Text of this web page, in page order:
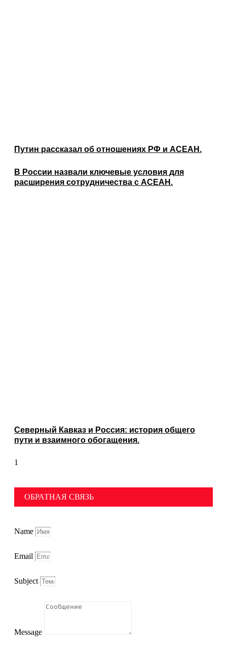
Путин рассказал об отношениях РФ и АСЕАН.
В России назвали ключевые условия для
расширения сотрудничества с АСЕАН.
Северный Кавказ и Россия: история общего
пути и взаимного обогащения.
ОБРАТНАЯ СВЯЗЬ
Name
Email
Subject
Message